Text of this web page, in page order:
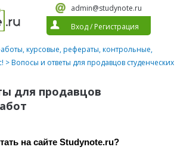
admin@studynote.ru
Вход/ Регистрация
курсовые, рефераты, контрольные,
> Вопосы и ответы для продавцов студенческих
для продавцов
на сайте Studynote.ru?